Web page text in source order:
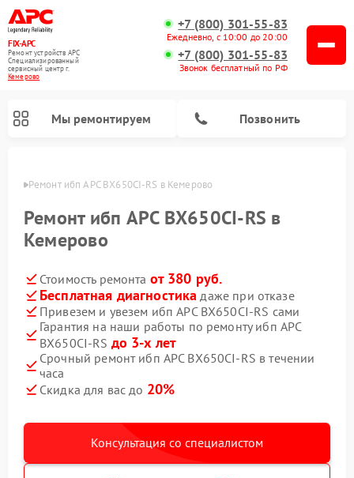
FIX-APC
Ремонт устройств APC
Специализированный
cервисный центр г.
Кемерово
+7 (800) 301-55-83
Ежедневно, с 10:00 до 20:00
+7 (800) 301-55-83
Звонок бесплатный по РФ
Мы ремонтируем Позвонить
Ремонт ибп APC BX650CI-RS в Кемерово
Ремонт ибп APC BX650CI-RS в
Кемерово
Стоимость ремонта от 380 руб.
Бесплатная диагностика даже при отказе
Привезем и увезем ибп APC BX650CI-RS сами
Гарантия на наши работы по ремонту ибп APC
BX650CI-RS до 3-х лет
Срочный ремонт ибп APC BX650CI-RS в течении
часа
Скидка для вас до 20%
Консультация со специалистом